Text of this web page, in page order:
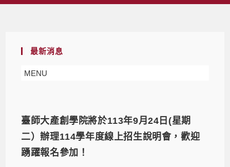
最新消息
MENU
臺師大產創學院將於113年9月24日(星期
二）辦理114學年度線上招生說明會，歡迎
踴躍報名參加！